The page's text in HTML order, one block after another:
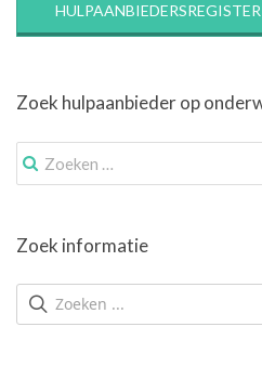
HULPAANBIEDERSREGISTER
Zoek hulpaanbieder op
Zoek
naar:
Zoek informatie